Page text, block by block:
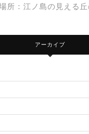
所：江ノ島の見える丘
アーカイブ